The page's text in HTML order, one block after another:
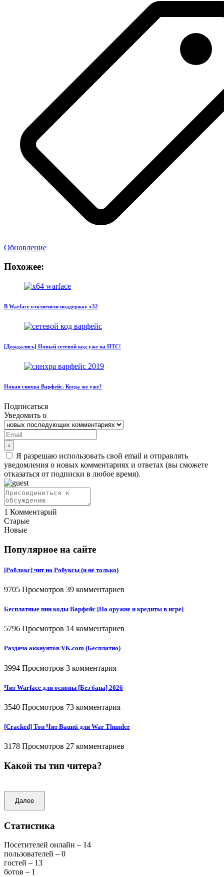
Обновление
Похожее:
В Warface отключили поддержку x32
[Дождались] Новый сетевой код уже на ПТС!
Новая синхра Варфейс. Когда же уже?
Подписаться
Уведомить о
Я разрешаю использовать свой email и отправлять
уведомления о новых комментариях и ответах (вы cможете
отказаться от подписки в любое время).
1 Комментарий
Старые
Новые
Популярное на сайте
[Роблокс] чит на Робуксы (и не только)
9705 Просмотров 39 комментариев
Бесплатные пин коды Варфейс [На оружие и кредиты в игре]
5796 Просмотров 14 комментариев
Раздача аккаунтов VK.com (Бесплатно)
3994 Просмотров 3 комментария
Чит Warface для основы [Без бана] 2026
3540 Просмотров 73 комментария
[Cracked] Топ Чит Baunti для War Thunder
3178 Просмотров 27 комментариев
Какой ты тип читера?
Далее
Статистика
Посетителей онлайн – 14
пользователей – 0
гостей – 13
ботов – 1